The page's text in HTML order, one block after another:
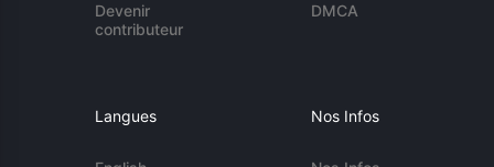
Devenir
contributeur
DMCA
Langues Nos Infos